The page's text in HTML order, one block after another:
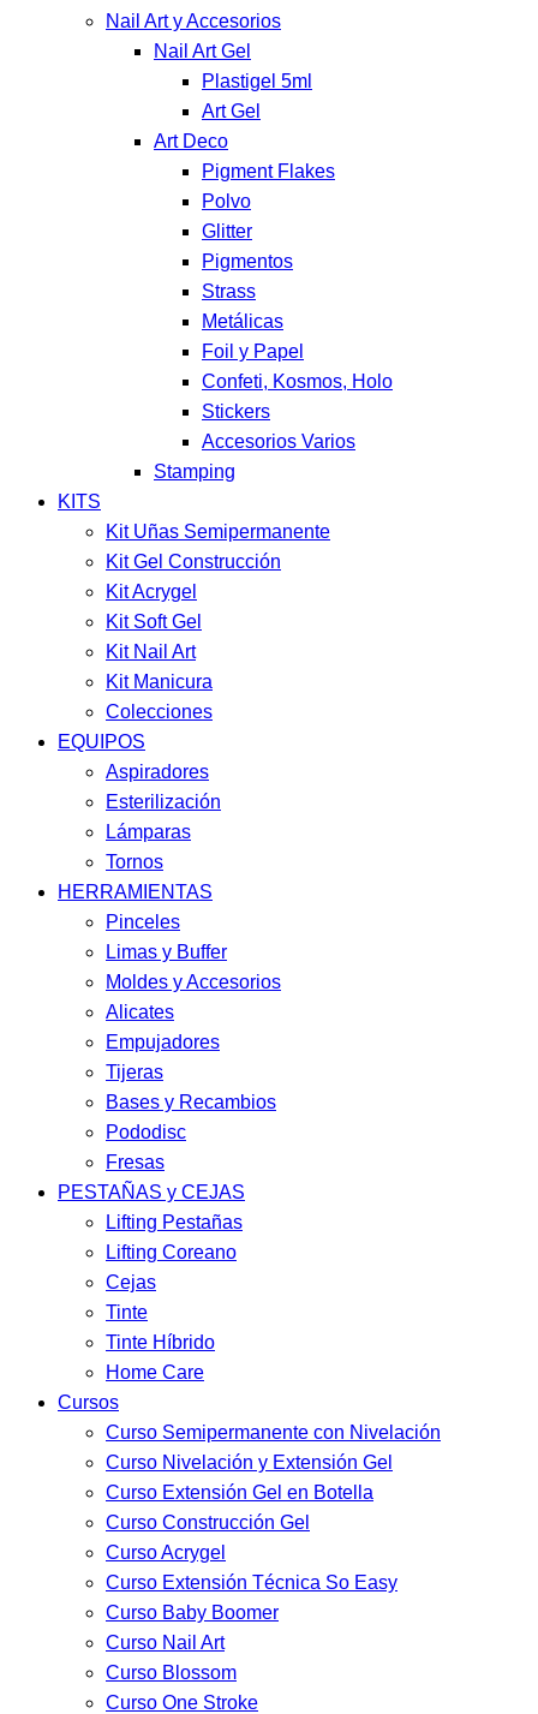
Nail Art y Accesorios
Nail Art Gel
Plastigel 5ml
Art Gel
Art Deco
Pigment Flakes
Polvo
Glitter
Pigmentos
Strass
Metálicas
Foil y Papel
Confeti, Kosmos, Holo
Stickers
Accesorios Varios
Stamping
KITS
Kit Uñas Semipermanente
Kit Gel Construcción
Kit Acrygel
Kit Soft Gel
Kit Nail Art
Kit Manicura
Colecciones
EQUIPOS
Aspiradores
Esterilización
Lámparas
Tornos
HERRAMIENTAS
Pinceles
Limas y Buffer
Moldes y Accesorios
Alicates
Empujadores
Tijeras
Bases y Recambios
Pododisc
Fresas
PESTAÑAS y CEJAS
Lifting Pestañas
Lifting Coreano
Cejas
Tinte
Tinte Híbrido
Home Care
Cursos
Curso Semipermanente con Nivelación
Curso Nivelación y Extensión Gel
Curso Extensión Gel en Botella
Curso Construcción Gel
Curso Acrygel
Curso Extensión Técnica So Easy
Curso Baby Boomer
Curso Nail Art
Curso Blossom
Curso One Stroke